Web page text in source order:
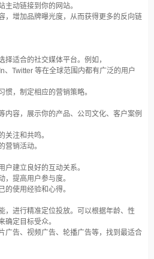
主动链接到你的网站。
，增加品牌曝光度，从而获得更多的反向链
适合的社交媒体平台。例如，
Twitter 等在全球范围内都有广泛的用户
惯，制定相应的营销策略。
内容，展示你的产品、公司文化、客户案例
关注和共鸣。
营销活动。
建立良好的互动关系。
，提高用户参与度。
的使用经验和心得。
，进行精准定位投放。可以根据年龄、性
确定目标受众。
广告、视频广告、轮播广告等，找到最适合